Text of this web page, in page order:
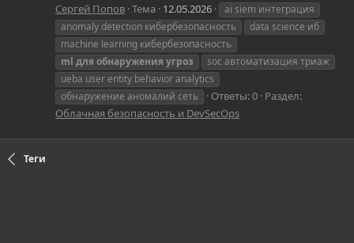
Сергей Попов Тема 12.05.2026
ai siem интеграция
anomaly detection кибербезопасность
data science иб
machine learning кибербезопасность
ml для обнаружения угроз
soc автоматизация триаж
ueba user entity behavior analytics
обнаружение аномалий сеть
Ответы: 0 Раздел:
Облачная безопасность и DevSecOps
Теги